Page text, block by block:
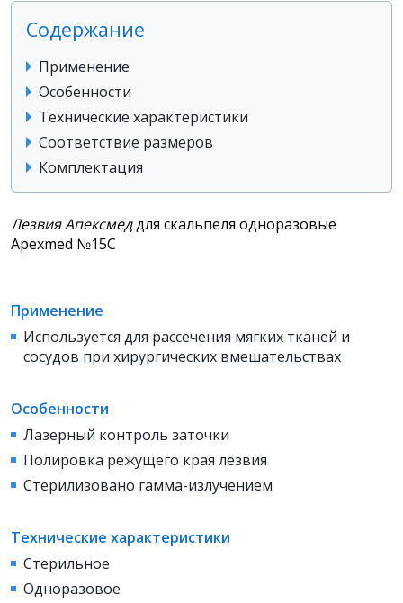
Содержание
Применение
Особенности
Технические характеристики
Соответствие размеров
Комплектация
Лезвия Апексмеддля скальпеля одноразовые
Apexmed №15С
Применение
Используется для рассечения мягких тканей и
сосудов при хирургических вмешательствах
Особенности
Лазерный контроль заточки
Полировка режущего края лезвия
Стерилизовано гамма-излучением
Технические характеристики
Стерильное
Одноразовое